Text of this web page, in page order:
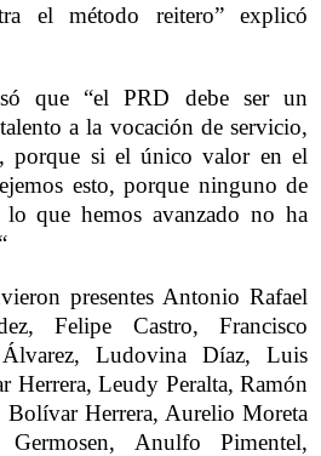
el método reitero” explicó
que “el PRD debe ser un
a la vocación de servicio,
porque si el único valor en el
esto, porque ninguno de
que hemos avanzado no ha
presentes Antonio Rafael
Felipe Castro, Francisco
Ludovina Díaz, Luis
Herrera, Leudy Peralta, Ramón
Herrera, Aurelio Moreta
Germosen, Anulfo Pimentel,